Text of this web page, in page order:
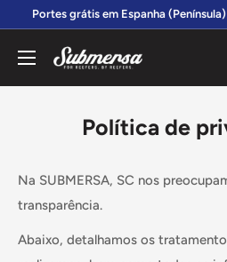
para
o
Portes grátis em Espanha
Submersa
Política de
Na SUBMERSA, SC nos
transparência.
Abaixo, detalhamos os